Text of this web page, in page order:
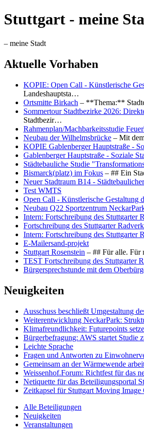
Stuttgart - meine
– meine Stadt
Aktuelle Vorhaben
KOPIE: Open Call - Künstlerische
Landeshauptsta…
Ortsmitte Birkach – **Thema:**
Sommertour Stadtbezirke 2026:
Stadtbezir…
Rahmenplan/Machbarkeitsstudie
Neubau der Wilhelmsbrücke – Mit
KOPIE Gablenberger Hauptstraße -
Gablenberger Hauptstraße - Soziale
Städtebauliche Studie
Bismarck(platz) im Fokus – ## Ein
Neuer Stadtraum B14 -
Test WMTS
Open Call - Künstlerische Gestaltung
Neubau Q22 Sportzentrum
Intern: Fortschreibung des Stuttgarter
Fortschreibung des Stuttgarter
Intern: Fortschreibung des Stuttgarter
E-Mailersand-projekt
Stuttgart Rosenstein – ## Für alle. Für
TEST Fortschreibung des Stuttgarter
Bürgersprechstunde mit dem
Neuigkeiten
Ausschuss beschließt Umgestaltung
Weiterentwicklung NeckarPark:
Klimafreundlichkeit: Futurepoints
Bürgerbefragung: AWS startet Studie
Leichte Sprache
Fragen und Antworten zu
Gemeinsam an der Wärmewende
Weissenhof.Forum: Richtfest für das
Netiquette für das Beteiligungsportal
Zeitkapsel für Stuttgart Moving Image
Alle Beteiligungen
Neuigkeiten
Veranstaltungen